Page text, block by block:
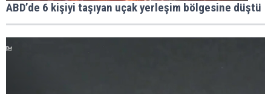
ABD’de 6 kişiyi taşıyan uçak yerleşim bölgesine düştü